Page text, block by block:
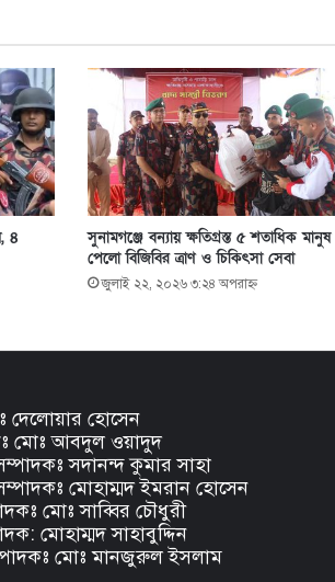
৪
সুনামগঞ্জে বন্যায় ক্ষতিগ্রস্ত ৫ শতাধিক মানুষ
পেলো বিজিবির ত্রাণ ও চিকিৎসা সেবা
জুলাই ২২, ২০২৬ ৩:২৪ অপরাহ্ণ
দেলোয়ার হোসেন
মোঃ আবদুল ওয়াদুদ
সম্পাদকঃ সদানন্দ কুমার সাহা
সম্পাদকঃ মোহাম্মদ ইমরান হোসেন
মোঃ সাব্বির চৌধুরী
মোহাম্মদ সাহাবুদ্দিন
মোঃ মানজুরুল ইসলাম